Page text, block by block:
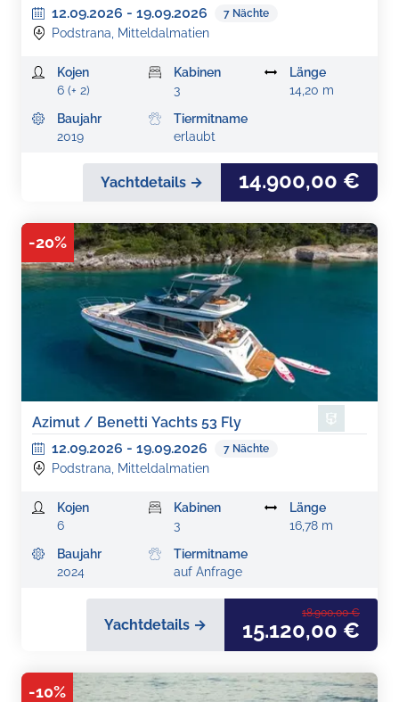
12.09.2026 - 19.09.2026 7 Nächte
Podstrana, Mitteldalmatien
Kojen
6 (+ 2)
Kabinen
3
Länge
14,20 m
Baujahr
2019
Tiermitname
erlaubt
Yachtdetails → 14.900,00 €
-20%
Azimut / Benetti Yachts 53 Fly
12.09.2026 - 19.09.2026 7 Nächte
Podstrana, Mitteldalmatien
Kojen
6
Kabinen
3
Länge
16,78 m
Baujahr
2024
Tiermitname
auf Anfrage
Yachtdetails →
18.900,00 €
15.120,00 €
-10%